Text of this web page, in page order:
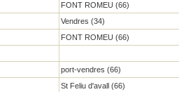
FONT ROMEU (66)
Vendres (34)
FONT ROMEU (66)
port-vendres (66)
St Feliu d'avall (66)